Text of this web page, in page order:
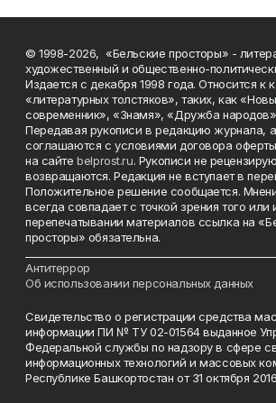
© 1998-2026, «Бельские просторы» -
художественный и общественно-
Издается с декабря 1998 года. Относится к
«литературных толстяков», таких, как
современник», «Знамя», «Дружба
Передавая рукописи в редакцию журнала,
соглашаются с условиями договора
на сайтеbelprost.ru. Рукописи не
возвращаются. Редакция не вступает в
Положительное решение сообщается.
всегда совпадает с точкой зрения того или
перепечатывании материалов ссылка на
просторы» обязательна.
Антитеррор
Об использовании персональных данных
Свидетельство о регистрации средства
информации ПИ № ТУ 02-01564 выданное
Федеральной службы по надзору в сфере
информационных технологий и массовых
Республике Башкортостан от 31 октября